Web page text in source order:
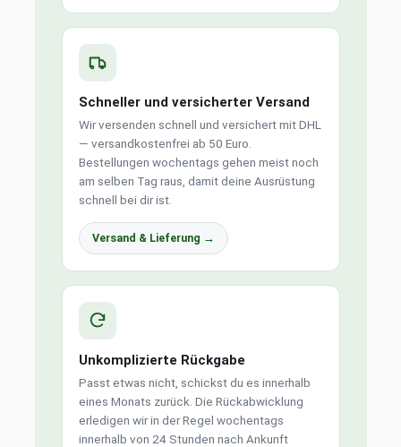
Schneller und versicherter Versand
Wir versenden schnell und versichert mit DHL
— versandkostenfrei ab 50 Euro.
Bestellungen wochentags gehen meist noch
am selben Tag raus, damit deine Ausrüstung
schnell bei dir ist.
Versand & Lieferung →
Unkomplizierte Rückgabe
Passt etwas nicht, schickst du es innerhalb
eines Monats zurück. Die Rückabwicklung
erledigen wir in der Regel wochentags
innerhalb von 24 Stunden nach Ankunft